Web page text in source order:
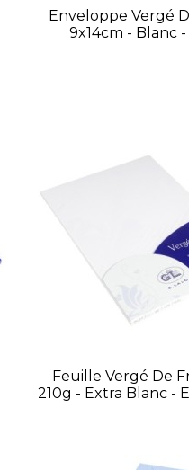
Enveloppe Vergé
9x14cm - Blanc
Feuille Vergé De
210g - Extra Blanc -